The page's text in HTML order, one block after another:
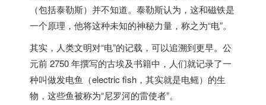
（包括泰勒斯）并不知道。泰勒斯认为，这和磁铁是
一个原理， 他将这种未知的神秘力量，称之为“电”。
其实，人类文明对“电”的记载，可以追溯到更早。 公
元前 2750 年撰写的古埃及书籍中，人们就记录了一
种叫做发电鱼（electric fish，其实就是电鳐）的生
物，这些鱼被称为“尼罗河的雷使者”。